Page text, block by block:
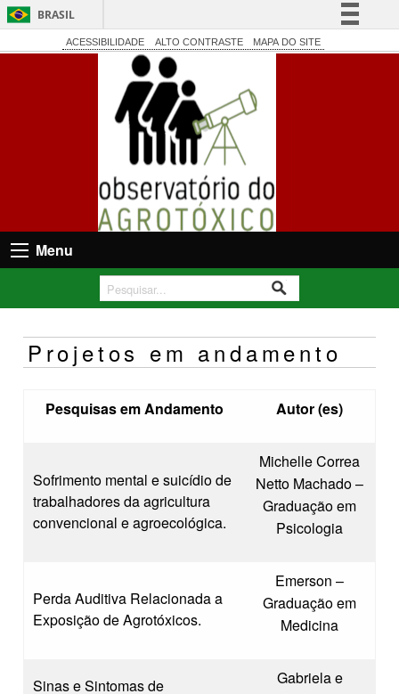
BRASIL
Simplifique!
Acesso à informação
ACESSIBILIDADE ALTO CONTRASTE MAPA DO SITE
Menu
Projetos em andamento
Pesquisas em Andamento Autor (es)
Sofrimento mental e suicídio de
trabalhadores da agricultura
convencional e agroecológica.
Michelle Correa
Netto Machado –
Graduação em
Psicologia
Perda Auditiva Relacionada a
Exposição de Agrotóxicos.
Emerson –
Graduação em
Medicina
Sinas e Sintomas de
Gabriela e